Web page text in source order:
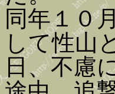
同年１０
して性山
日、不慮